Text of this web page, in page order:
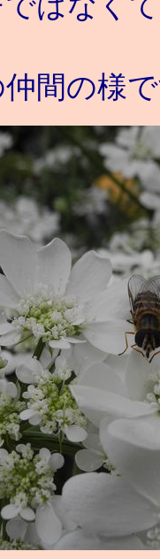
間の様